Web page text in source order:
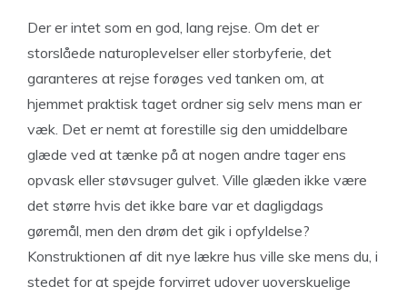
Der er intet som en god, lang rejse. Om det er
storslåede naturoplevelser eller storbyferie, det
garanteres at rejse forøges ved tanken om, at
hjemmet praktisk taget ordner sig selv mens man er
væk. Det er nemt at forestille sig den umiddelbare
glæde ved at tænke på at nogen andre tager ens
opvask eller støvsuger gulvet. Ville glæden ikke være
det større hvis det ikke bare var et dagligdags
gøremål, men den drøm det gik i opfyldelse?
Konstruktionen af dit nye lækre hus ville ske mens du, i
stedet for at spejde forvirret udover uoverskuelige